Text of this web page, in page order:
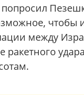
чтобы
между
ракетного